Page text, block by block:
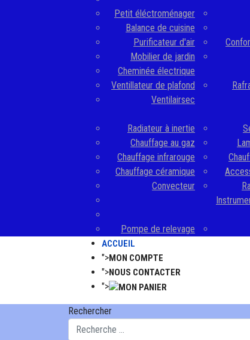
Petit éléctroménager
Balance de cuisine
Purificateur d'air
Mobilier de jardin
Cheminée électrique
Ventillateur de plafond
Ventilairsec
Radiateur à inertie
Chauffage au gaz
Chauffage infrarouge
Chauffage céramique
Convecteur
Pompe de relevage
ACCUEIL
">MON COMPTE
">NOUS CONTACTER
">
Rechercher